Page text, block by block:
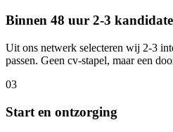
Binnen 48 uur 2-3
Uit ons netwerk selecteren wij 2-3
passen. Geen cv-stapel, maar een
03
Start en ontzorging